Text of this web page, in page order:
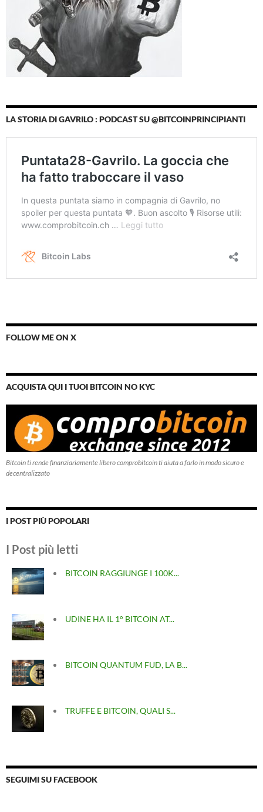
LA STORIA DI GAVRILO : PODCAST SU @BITCOINPRINCIPIANTI
FOLLOW ME ON X
ACQUISTA QUI I TUOI BITCOIN NO KYC
Bitcoin ti rende finanziariamente libero comprobitcoin ti aiuta a farlo in modo sicuro e
decentralizzato
I POST PIÙ POPOLARI
I Post più letti
BITCOIN RAGGIUNGE I 100K...
UDINE HA IL 1° BITCOIN AT...
BITCOIN QUANTUM FUD, LA B...
TRUFFE E BITCOIN, QUALI S...
SEGUIMI SU FACEBOOK